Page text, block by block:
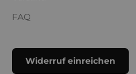
FAQ
Widerruf einreichen